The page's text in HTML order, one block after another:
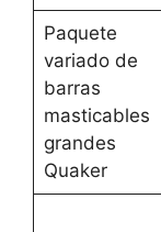
Paquete
variado de
barras
masticables
grandes
Quaker